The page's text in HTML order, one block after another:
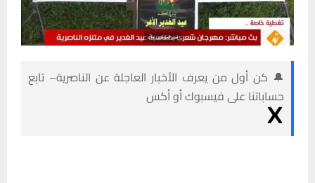
🔔 كن أول من يعرف الأخبار العاجلة عن الناصرية– تابع
حساباتنا على فيسبوك أو أكس